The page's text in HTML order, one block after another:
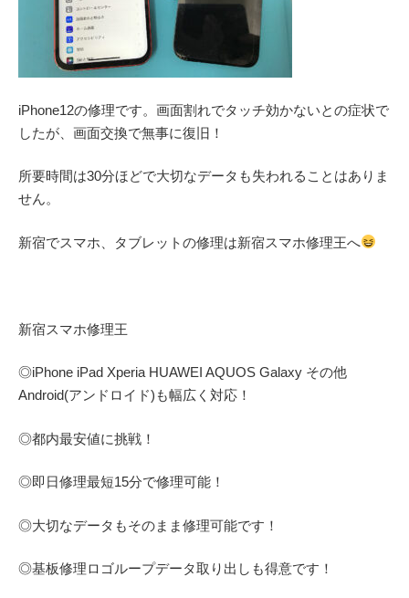
iPhone12の修理です。画面割れでタッチ効かないとの症状で
したが、画面交換で無事に復旧！
所要時間は30分ほどで大切なデータも失われることはありま
せん。
新宿でスマホ、タブレットの修理は新宿スマホ修理王へ
新宿スマホ修理王
◎iPhone iPad Xperia HUAWEI AQUOS Galaxy その他
Android(アンドロイド) も幅広く対応！
◎都内最安値に挑戦！
◎即日修理最短15分で修理可能！
◎大切なデータもそのまま修理可能です！
◎基板修理ロゴループデータ取り出しも得意です！